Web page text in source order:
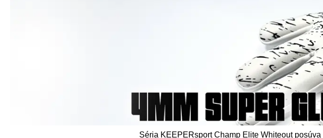
Séria KEEPERsport Champ Elite Whiteout posúva